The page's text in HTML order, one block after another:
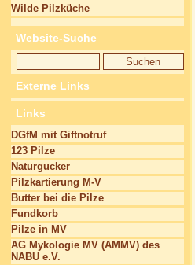
Wilde Pilzküche
Website-Suche
Externe Links
Links
DGfM mit Giftnotruf
123 Pilze
Naturgucker
Pilzkartierung M-V
Butter bei die Pilze
Fundkorb
Pilze in MV
AG Mykologie MV (AMMV) des
NABU e.V.